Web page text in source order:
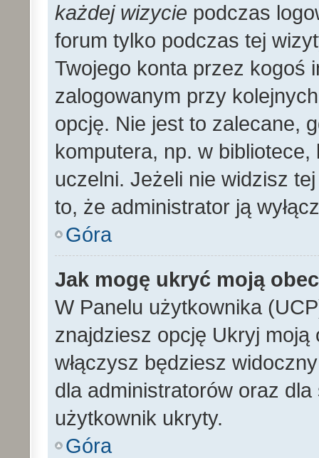
każdej wizycie podczas
forum tylko podczas tej
Twojego konta przez kogoś
zalogowanym przy
opcję. Nie jest to zalecane,
komputera, np. w
uczelni. Jeżeli nie widzisz
to, że administrator ją
Góra
Jak mogę ukryć moją
W Panelu użytkownika
znajdziesz opcję Ukryj
włączysz będziesz
dla administratorów oraz
użytkownik ukryty.
Góra